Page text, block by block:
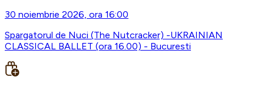
30 noiembrie 2026, ora 16:00
Spargatorul de Nuci (The Nutcracker) -UKRAINIAN
CLASSICAL BALLET (ora 16.00) - Bucuresti